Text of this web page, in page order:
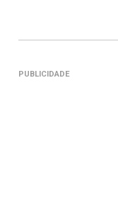
PUBLICIDADE